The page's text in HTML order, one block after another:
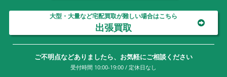
大型・大量など宅配買取が難しい場合はこちら
出張買取
ご不明点などありましたら、お気軽にご相談ください
受付時間 10:00-19:00 / 定休日なし